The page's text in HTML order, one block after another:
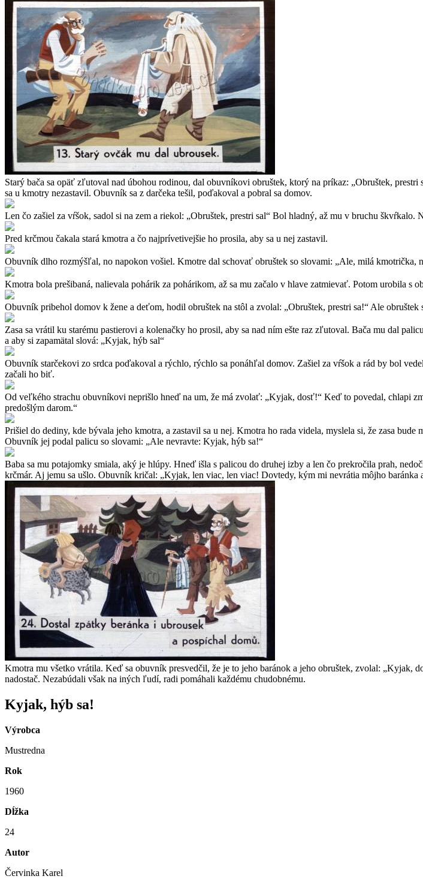
Starý bača sa opäť zľutoval nad úbohou rodinou, dal obuvníkovi obruštek, ktorý na príkaz: „Obruštek,
sa u kmotry nezastavil. Obuvník sa z darčeka tešil, poďakoval a pobral sa domov.
Len čo zašiel za vŕšok, sadol si na zem a riekol: „Obruštek, prestri sal“ Bol hladný, až mu v bruchu škvŕkalo.
Pred krčmou čakala stará kmotra a čo najprívetivejšie ho prosila, aby sa u nej zastavil.
Obuvník dlho rozmýšľal, no napokon vošiel. Kmotre dal schovať obruštek so slovami: „Ale, milá kmotrička,
Kmotra bola prešibaná, nalievala pohárik za pohárikom, až sa mu začalo v hlave zatmievať. Potom urobila s
Obuvník pribehol domov k žene a deťom, hodil obruštek na stôl a zvolal: „Obruštek, prestri sa!“ Ale
Zasa sa vrátil ku starému pastierovi a kolenačky ho prosil, aby sa nad ním ešte raz zľutoval. Bača mu dal
a aby si zapamätal slová: „Kyjak, hýb sal“
Obuvník starčekovi zo srdca poďakoval a rýchlo, rýchlo sa ponáhľal domov. Zašiel za vŕšok a rád by bol
začali ho biť.
Od veľkého strachu obuvníkovi neprišlo hneď na um, že má zvolať: „Kyjak, dosť!“ Keď to povedal, chlapi
predošlým darom.“
Prišiel do dediny, kde bývala jeho kmotra, a zastavil sa u nej. Kmotra ho rada videla, myslela si, že zasa
Obuvník jej podal palicu so slovami: „Ale nevravte: Kyjak, hýb sa!“
Baba sa mu potajomky smiala, aký je hlúpy. Hneď išla s palicou do druhej izby a len čo prekročila prah,
krčmár. Aj jemu sa ušlo. Obuvník kričal: „Kyjak, len viac, len viac! Dovtedy, kým mi nevrátia môjho baránka
Kmotra mu všetko vrátila. Keď sa obuvník presvedčil, že je to jeho baránok a jeho obruštek, zvolal: „Kyjak,
nadostač. Nezabúdali však na iných ľudí, radi pomáhali každému chudobnému.
Kyjak, hýb sa!
Výrobca
Mustredna
Rok
1960
Dĺžka
24
Autor
Červinka Karel